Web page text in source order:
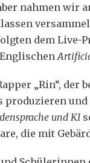
nahmen wir
dem Live-
„Rin“,
produzieren
und KI
die mit